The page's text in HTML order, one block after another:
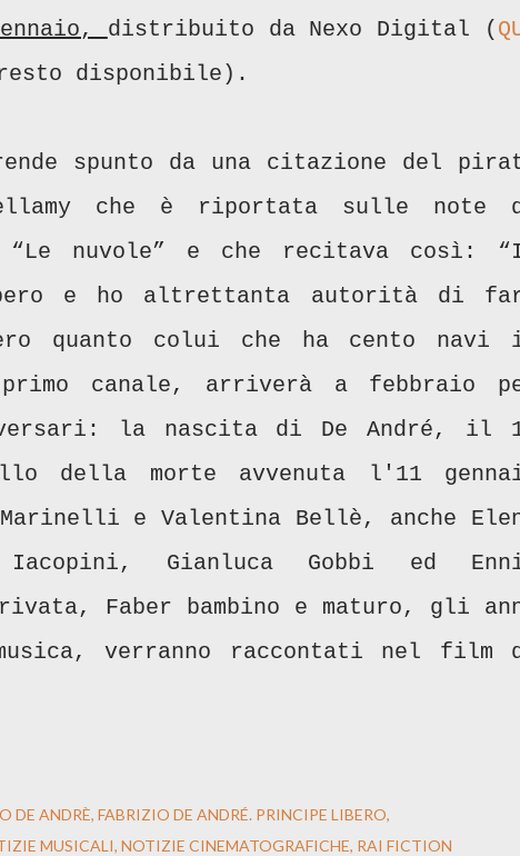
distribuito da Nexo Digital (
disponibile).
spunto da una citazione del
che è riportata sulle note
“Le nuvole” e che recitava così:
e ho altrettanta autorità di
quanto colui che ha cento navi
canale, arriverà a febbraio
la nascita di De André, il
della morte avvenuta l'11
Marinelli e Valentina Bellè, anche
Iacopini, Gianluca Gobbi ed
Faber bambino e maturo, gli
verranno raccontati nel film
DE ANDRÈ FABRIZIO DE ANDRÉ. PRINCIPE LIBERO
MUSICALI NOTIZIE CINEMATOGRAFICHE RAI FICTION